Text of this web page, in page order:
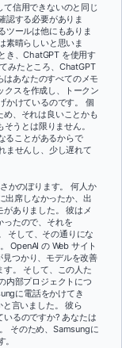
信用できないのと同じ
認する必要がありま
ツールは他にもありま
素晴らしいと思いま
き、ChatGPT を使用す
みたところ、ChatGPT
はあなたのすべてのメモ
クスを作成し、トークン
かけているのです。 個
め、それは良いことかも
うとは限りません。
ることがあるからで
ませんし、少し遅れて
かのぼります。 何人か
出席しなかったか、出
ありました。 彼はメ
ったので、それを
そして、その通りにな
OpenAI の Web サイト
つかり、モデルを改善
。 そして、この人た
内部プロジェクトにつ
に電話をかけてき
言いました。 彼ら
るのですか? あなたは
そのため、Samsungに